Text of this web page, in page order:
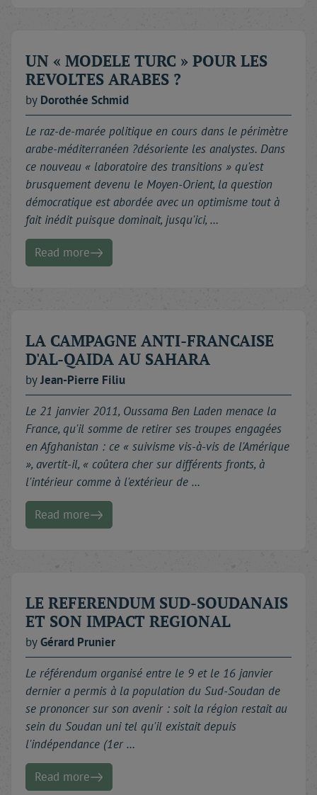
UN « MODELE TURC » POUR LES
REVOLTES ARABES ?
by Dorothée Schmid
Le raz-de-marée politique en cours dans le périmètre
arabe-méditerranéen ?désoriente les analystes. Dans
ce nouveau « laboratoire des transitions » qu'est
brusquement devenu le Moyen-Orient, la question
démocratique est abordée avec un optimisme tout à
fait inédit puisque dominait, jusqu'ici, …
Read more
LA CAMPAGNE ANTI-FRANCAISE
D'AL-QAIDA AU SAHARA
byJean-Pierre Filiu
Le 21 janvier 2011, Oussama Ben Laden menace la
France, qu'il somme de retirer ses troupes engagées
en Afghanistan : ce « suivisme vis-à-vis de l'Amérique
», avertit-il, « coûtera cher sur différents fronts, à
l'intérieur comme à l'extérieur de …
Read more
LE REFERENDUM SUD-SOUDANAIS
ET SON IMPACT REGIONAL
byGérard Prunier
Le référendum organisé entre le 9 et le 16 janvier
dernier a permis à la population du Sud-Soudan de
se prononcer sur son avenir : soit la région restait au
sein du Soudan uni tel qu'il existait depuis
l'indépendance (1er …
Read more